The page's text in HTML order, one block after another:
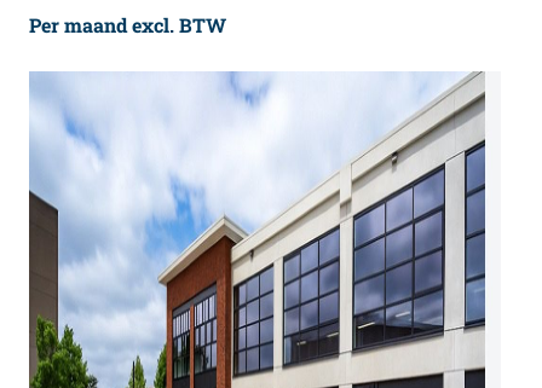
Per maand excl. BTW